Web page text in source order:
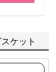
ケット